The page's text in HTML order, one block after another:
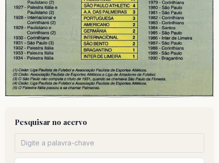
Pesquisar no acervo